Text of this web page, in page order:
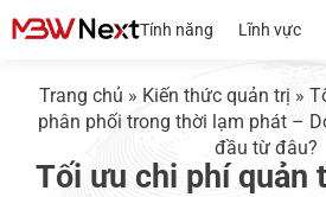
Tính năng Lĩnh vực
Trang chủ » Kiến thức quản trị »
phân phối trong thời lạm phát –
đầu từ đâu?
Tối ưu chi phí quản